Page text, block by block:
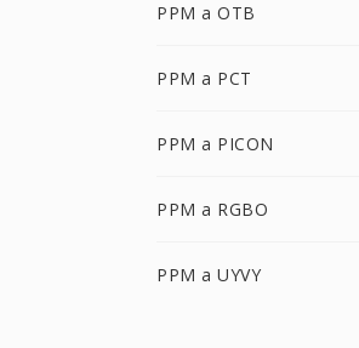
PPM a OTB
PPM a PCT
PPM a PICON
PPM a RGBO
PPM a UYVY